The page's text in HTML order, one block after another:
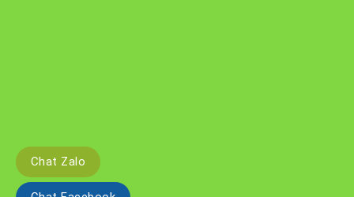
Chat Zalo